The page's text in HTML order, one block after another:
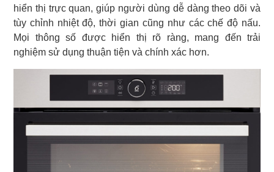
hiển thị trực quan, giúp người dùng dễ dàng theo dõi và
tùy chỉnh nhiệt độ, thời gian cũng như các chế độ nấu.
Mọi thông số được hiển thị rõ ràng, mang đến trải
nghiệm sử dụng thuận tiện và chính xác hơn.